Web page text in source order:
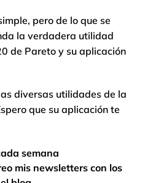
pero de lo que se
la verdadera utilidad
de Pareto y su aplicación
diversas utilidades de la
que su aplicación te
semana
mis newsletters con los